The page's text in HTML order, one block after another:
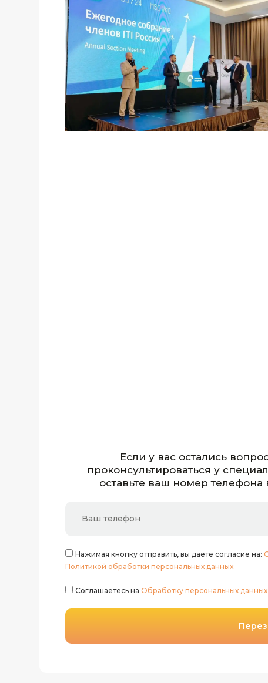
Если у вас остались
проконсультироваться у
оставьте ваш номер
Нажимая кнопку отправить, вы даете согласие на:
Политикой обработки персональных данных
Соглашаетесь на Обработку персональных